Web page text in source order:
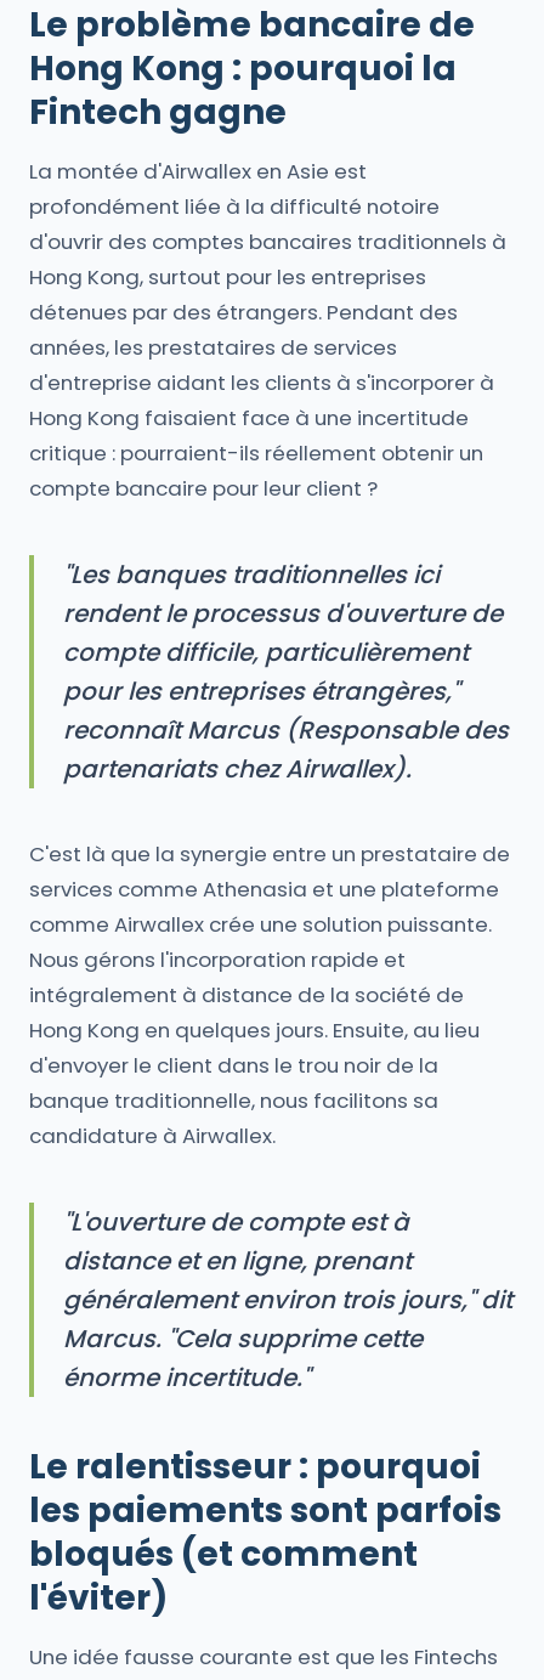
Le problème bancaire de
Hong Kong : pourquoi la
Fintech gagne
La montée d'Airwallex en Asie est
profondément liée à la difficulté notoire
d'ouvrir des comptes bancaires traditionnels à
Hong Kong, surtout pour les entreprises
détenues par des étrangers. Pendant des
années, les prestataires de services
d'entreprise aidant les clients à s'incorporer à
Hong Kong faisaient face à une incertitude
critique : pourraient-ils réellement obtenir un
compte bancaire pour leur client ?
"Les banques traditionnelles ici
rendent le processus d'ouverture de
compte difficile, particulièrement
pour les entreprises étrangères,"
reconnaît Marcus (Responsable des
partenariats chez Airwallex).
C'est là que la synergie entre un prestataire de
services comme Athenasia et une plateforme
comme Airwallex crée une solution puissante.
Nous gérons l'incorporation rapide et
intégralement à distance de la société de
Hong Kong en quelques jours. Ensuite, au lieu
d'envoyer le client dans le trou noir de la
banque traditionnelle, nous facilitons sa
candidature à Airwallex.
"L'ouverture de compte est à
distance et en ligne, prenant
généralement environ trois jours," dit
Marcus. "Cela supprime cette
énorme incertitude."
Le ralentisseur : pourquoi
les paiements sont parfois
bloqués (et comment
l'éviter)
Une idée fausse courante est que les Fintechs